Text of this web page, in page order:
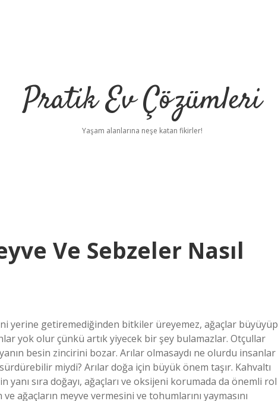
Pratik Ev Çözümleri
Yaşam alanlarına neşe katan fikirler!
Ve Sebzeler Nasıl
yerine getiremediğinden bitkiler üreyemez, ağaçlar büyüyüp
yok olur çünkü artık yiyecek bir şey bulamazlar. Otçullar
besin zincirini bozar. Arılar olmasaydı ne olurdu insanlar
miydi? Arılar doğa için büyük önem taşır. Kahvaltı
sıra doğayı, ağaçları ve oksijeni korumada da önemli rol
ağaçların meyve vermesini ve tohumlarını yaymasını